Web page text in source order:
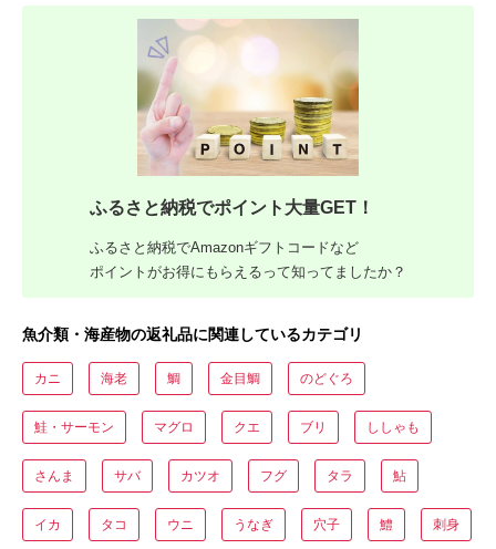
ふるさと納税でポイント大量GET！
ふるさと納税でAmazonギフトコードなど
ポイントがお得にもらえるって知ってましたか？
魚介類・海産物の返礼品に関連しているカテゴリ
カニ 海老 鯛 金目鯛 のどぐろ
鮭・サーモン マグロ クエ ブリ ししゃも
さんま サバ カツオ フグ タラ 鮎
イカ タコ ウニ うなぎ 穴子 鱧 刺身